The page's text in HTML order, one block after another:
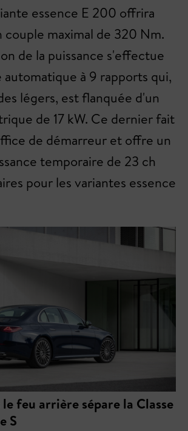
essence E 200 offrira
maximal de 320 Nm.
de la puissance s'effectue
à 9 rapports qui,
légers, est flanquée d'un
de 17 kW. Ce dernier fait
de démarreur et offre un
temporaire de 23 ch
pour les variantes essence
feu arrière sépare la Classe
S